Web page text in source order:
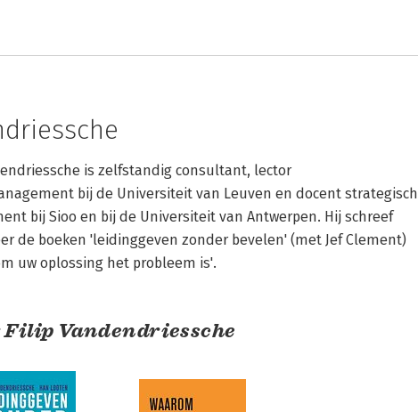
is zelfstandig consultant, lector
bij de Universiteit van Leuven en docent strategisch
bij Sioo en bij de Universiteit van Antwerpen. Hij schreef
de boeken 'leidinggeven zonder bevelen' (met Jef Clement)
uw oplossing het probleem is'.
Filip Vandendriessche